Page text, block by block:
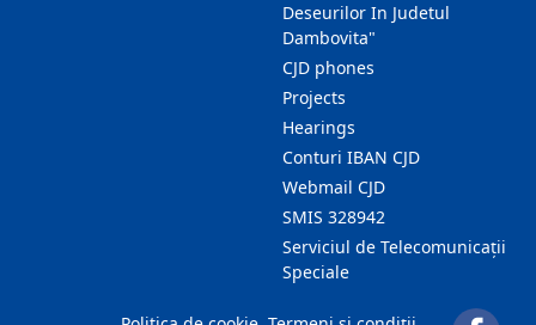
Deseurilor In Judetul
Dambovita"
CJD phones
Projects
Hearings
Conturi IBAN CJD
Webmail CJD
SMIS 328942
Serviciul de Telecomunicații
Speciale